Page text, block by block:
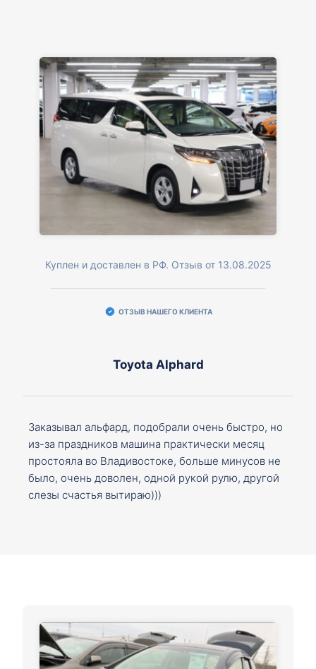
Куплен и доставлен в РФ. Отзыв от 13.08.2025
ОТЗЫВ НАШЕГО КЛИЕНТА
Toyota Alphard
Заказывал альфард, подобрали очень быстро, но
из-за праздников машина практически месяц
простояла во Владивостоке, больше минусов не
было, очень доволен, одной рукой рулю, другой
слезы счастья вытираю)))